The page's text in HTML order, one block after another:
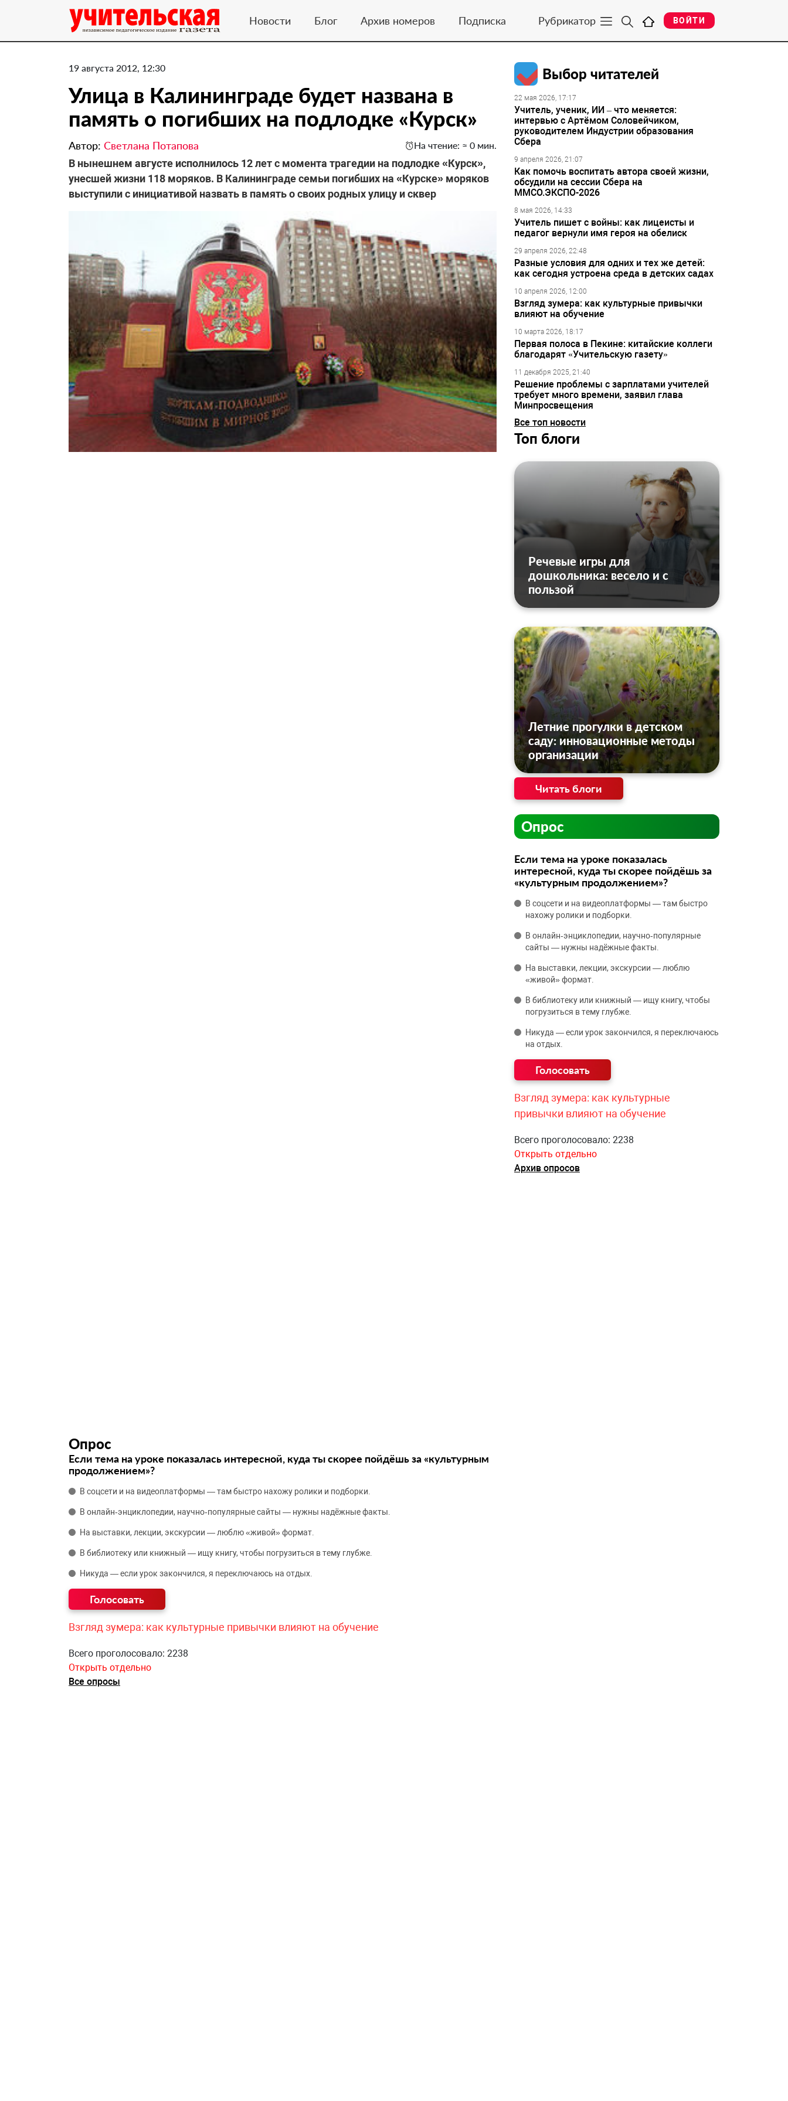
Новости Блог Архив номеров Подписка Рубрикатор ВОЙТИ
19 августа 2012, 12:30
Улица в Калининграде будет названа в
память о погибших на подлодке «Курск»
Автор: Светлана Потапова На чтение: ≈ 0 мин.
В нынешнем августе исполнилось 12 лет с момента трагедии на подлодке «Курск»,
унесшей жизни 118 моряков. В Калининграде семьи погибших на «Курске» моряков
выступили с инициативой назвать в память о своих родных улицу и сквер
Опрос
Если тема на уроке показалась интересной, куда ты скорее пойдёшь за «культурным
продолжением»?
В соцсети и на видеоплатформы — там быстро нахожу ролики и подборки.
В онлайн‑энциклопедии, научно‑популярные сайты — нужны надёжные факты.
На выставки, лекции, экскурсии — люблю «живой» формат.
В библиотеку или книжный — ищу книгу, чтобы погрузиться в тему глубже.
Никуда — если урок закончился, я переключаюсь на отдых.
Взгляд зумера: как культурные привычки влияют на обучение
Всего проголосовало: 2238
Открыть отдельно
Все опросы
Выбор читателей
22 мая 2026, 17:17
Учитель, ученик, ИИ – что меняется:
интервью с Артёмом Соловейчиком,
руководителем Индустрии образования
Сбера
9 апреля 2026, 21:07
Как помочь воспитать автора своей жизни,
обсудили на сессии Сбера на
ММСО.ЭКСПО-2026
8 мая 2026, 14:33
Учитель пишет с войны: как лицеисты и
педагог вернули имя героя на обелиск
29 апреля 2026, 22:48
Разные условия для одних и тех же детей:
как сегодня устроена среда в детских садах
10 апреля 2026, 12:00
Взгляд зумера: как культурные привычки
влияют на обучение
10 марта 2026, 18:17
Первая полоса в Пекине: китайские коллеги
благодарят «Учительскую газету»
11 декабря 2025, 21:40
Решение проблемы с зарплатами учителей
требует много времени, заявил глава
Минпросвещения
Все топ новости
Топ блоги
Речевые игры для
дошкольника: весело и с
пользой
Летние прогулки в детском
саду: инновационные методы
организации
Читать блоги
Опрос
Если тема на уроке показалась
интересной, куда ты скорее пойдёшь за
«культурным продолжением»?
В соцсети и на видеоплатформы — там быстро
нахожу ролики и подборки.
В онлайн‑энциклопедии, научно‑популярные
сайты — нужны надёжные факты.
На выставки, лекции, экскурсии — люблю
«живой» формат.
В библиотеку или книжный — ищу книгу, чтобы
погрузиться в тему глубже.
Никуда — если урок закончился, я переключаюсь
на отдых.
Взгляд зумера: как культурные
привычки влияют на обучение
Всего проголосовало: 2238
Открыть отдельно
Архив опросов